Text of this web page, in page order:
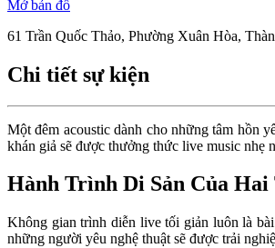
Mở bản đồ
61 Trần Quốc Thảo, Phường Xuân Hòa,
Chi tiết sự kiện
Một đêm acoustic dành cho những tâm hồn
khán giả sẽ được thưởng thức live music nhẹ
Hành Trình Di Sản Của
Không gian trình diễn live tối giản luôn là
những người yêu nghệ thuật sẽ được trải